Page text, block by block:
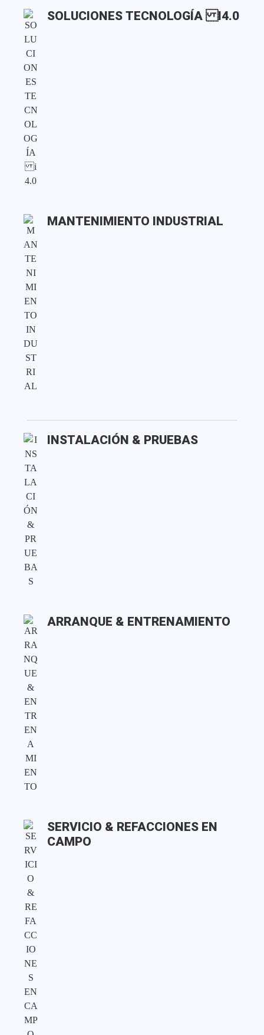
SOLUCIONES TECNOLOGÍA I4.0
MANTENIMIENTO INDUSTRIAL
INSTALACIÓN & PRUEBAS
ARRANQUE & ENTRENAMIENTO
SERVICIO & REFACCIONES EN
CAMPO